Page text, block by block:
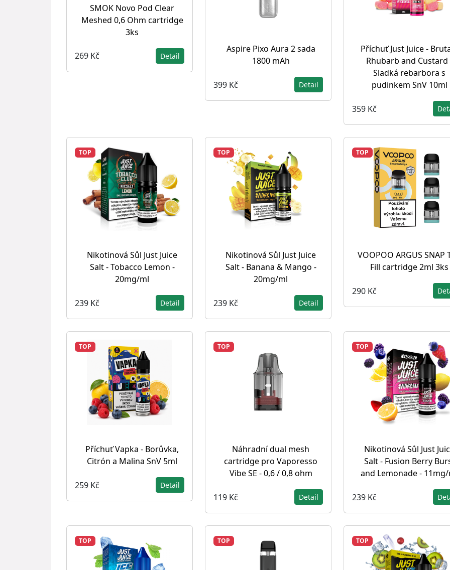
SMOK Novo Pod Clear
Meshed 0,6 Ohm cartridge
3ks
269 Kč Detail
Aspire Pixo Aura 2 sada
1800 mAh
399 Kč Detail
Příchuť Just Juice -
Rhubarb and Custard
Sladká rebarbora s
pudinkem SnV 10ml
359 Kč
TOP
Nikotinová Sůl Just Juice
Salt - Tobacco Lemon -
20mg/ml
239 Kč Detail
TOP
Nikotinová Sůl Just Juice
Salt - Banana & Mango -
20mg/ml
239 Kč Detail
TOP
VOOPOO ARGUS SNAP
Fill cartridge 2ml 3ks
290 Kč
TOP
Příchuť Vapka - Borůvka,
Citrón a Malina SnV 5ml
259 Kč Detail
TOP
Náhradní dual mesh
cartridge pro Vaporesso
Vibe SE - 0,6 / 0,8 ohm
119 Kč Detail
TOP
Nikotinová Sůl Just
Salt - Fusion Berry
and Lemonade -
239 Kč
TOP TOP TOP